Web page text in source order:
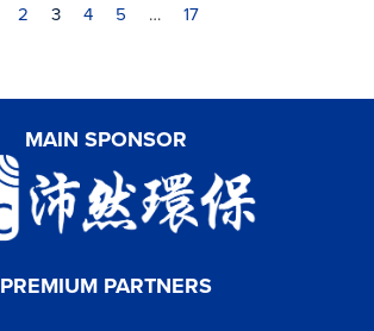
2 3 4 5 … 17
MAIN SPONSOR
PREMIUM PARTNERS